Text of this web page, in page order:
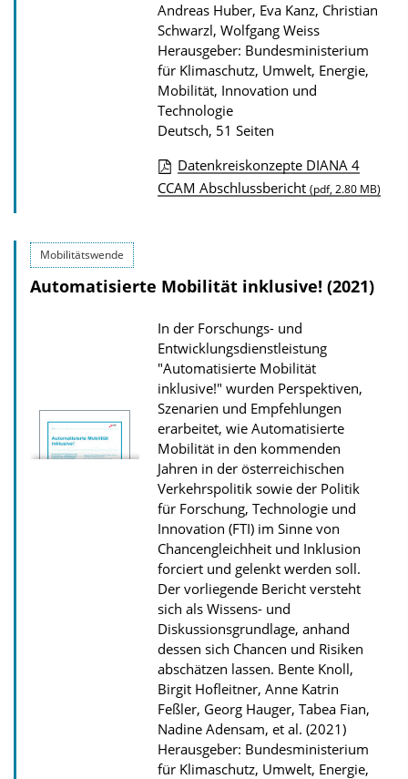
i
o
n
Andreas Huber, Eva Kanz, Christian
Schwarzl, Wolfgang Weiss
Herausgeber: Bundesministerium
für Klimaschutz, Umwelt, Energie,
Mobilität, Innovation und
Technologie
Deutsch, 51 Seiten
D
a
d
s
z
u
r
P
u
b
l
i
k
a
t
i
o
n
Datenkreiskonzepte DIANA 4
CCAM Abschlussbericht (pdf, 2.80 MB)
Mobilitätswende
Automatisierte Mobilität inklusive! (2021)
In der Forschungs- und
Entwicklungsdienstleistung
"Automatisierte Mobilität
inklusive!" wurden Perspektiven,
Szenarien und Empfehlungen
erarbeitet, wie Automatisierte
Mobilität in den kommenden
Jahren in der österreichischen
Verkehrspolitik sowie der Politik
für Forschung, Technologie und
Innovation (FTI) im Sinne von
Chancengleichheit und Inklusion
forciert und gelenkt werden soll.
Der vorliegende Bericht versteht
sich als Wissens- und
Diskussionsgrundlage, anhand
dessen sich Chancen und Risiken
abschätzen lassen. Bente Knoll,
Birgit Hofleitner, Anne Katrin
Feßler, Georg Hauger, Tabea Fian,
Nadine Adensam, et al. (2021)
Herausgeber: Bundesministerium
für Klimaschutz, Umwelt, Energie,